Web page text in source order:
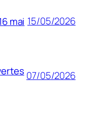
mai 15/05/2026
07/05/2026